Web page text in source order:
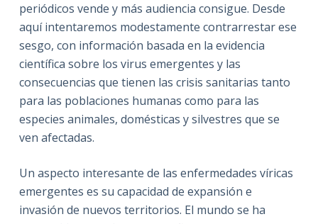
periódicos vende y más audiencia consigue. Desde
aquí intentaremos modestamente contrarrestar ese
sesgo, con información basada en la evidencia
científica sobre los virus emergentes y las
consecuencias que tienen las crisis sanitarias tanto
para las poblaciones humanas como para las
especies animales, domésticas y silvestres que se
ven afectadas.
Un aspecto interesante de las enfermedades víricas
emergentes es su capacidad de expansión e
invasión de nuevos territorios. El mundo se ha